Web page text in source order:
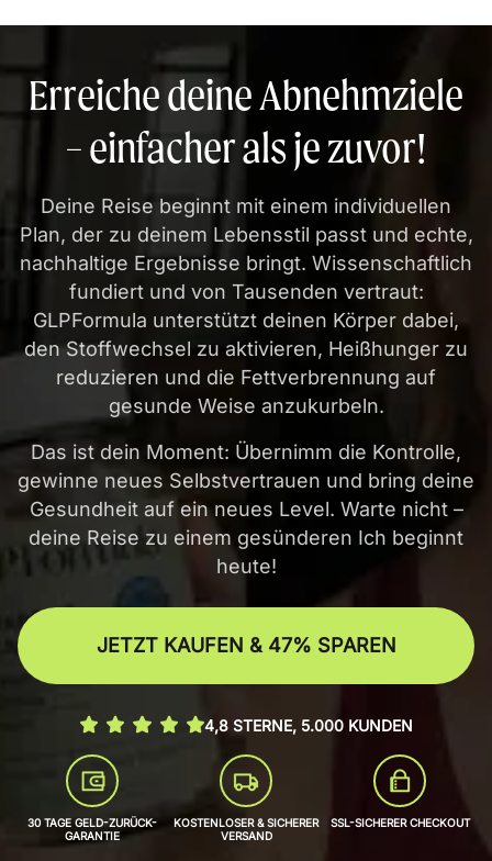
Erreiche deine Abnehmziele
– einfacher als je zuvor!
Deine Reise beginnt mit einem individuellen
Plan, der zu deinem Lebensstil passt und echte,
nachhaltige Ergebnisse bringt. Wissenschaftlich
fundiert und von Tausenden vertraut:
GLPFormula unterstützt deinen Körper dabei,
den Stoffwechsel zu aktivieren, Heißhunger zu
reduzieren und die Fettverbrennung auf
gesunde Weise anzukurbeln.
Das ist dein Moment: Übernimm die Kontrolle,
gewinne neues Selbstvertrauen und bring deine
Gesundheit auf ein neues Level. Warte nicht –
deine Reise zu einem gesünderen Ich beginnt
heute!
JETZT KAUFEN & 47% SPAREN
4,8 STERNE, 5.000 KUNDEN
30 TAGE GELD-ZURÜCK-
GARANTIE
KOSTENLOSER & SICHERER
VERSAND
SSL-SICHERER CHECKOUT